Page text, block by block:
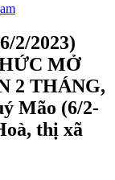
2/2023)
MỞ
2 THÁNG,
Mão (6/2-
thị xã